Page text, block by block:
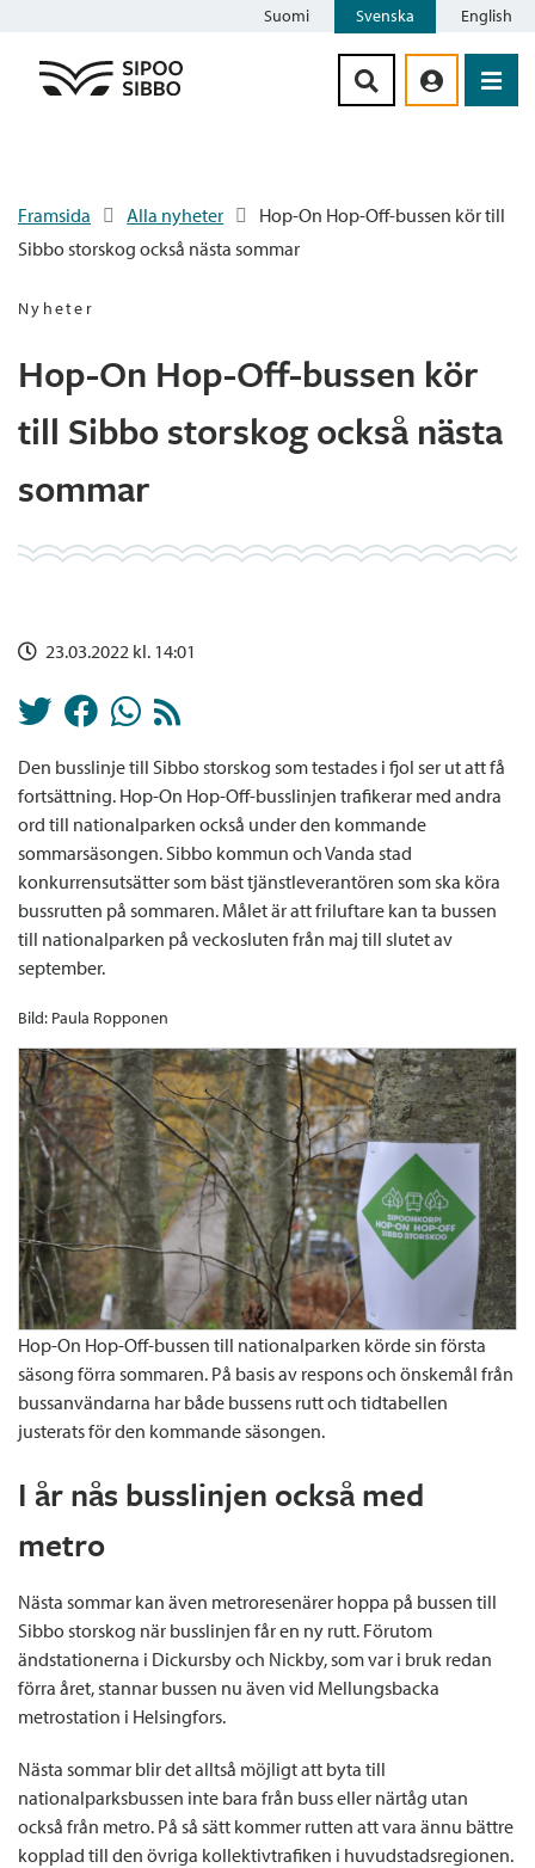
Suomi Svenska English
Framsida Alla nyheter
Hop-On Hop-Off-bussen kör till
Sibbo storskog också nästa sommar
Nyheter
Hop-On Hop-Off-bussen kör
till Sibbo storskog också nästa
sommar
23.03.2022 kl. 14:01
Den busslinje till Sibbo storskog som testades i fjol ser ut att få
fortsättning. Hop-On Hop-Off-busslinjen trafikerar med andra
ord till nationalparken också under den kommande
sommarsäsongen. Sibbo kommun och Vanda stad
konkurrensutsätter som bäst tjänstleverantören som ska köra
bussrutten på sommaren. Målet är att friluftare kan ta bussen
till nationalparken på veckosluten från maj till slutet av
september.
Bild: Paula Ropponen
Hop-On Hop-Off-bussen till nationalparken körde sin första
säsong förra sommaren. På basis av respons och önskemål från
bussanvändarna har både bussens rutt och tidtabellen
justerats för den kommande säsongen.
I år nås busslinjen också med
metro
Nästa sommar kan även metroresenärer hoppa på bussen till
Sibbo storskog när busslinjen får en ny rutt. Förutom
ändstationerna i Dickursby och Nickby, som var i bruk redan
förra året, stannar bussen nu även vid Mellungsbacka
metrostation i Helsingfors.
Nästa sommar blir det alltså möjligt att byta till
nationalparksbussen inte bara från buss eller närtåg utan
också från metro. På så sätt kommer rutten att vara ännu bättre
kopplad till den övriga kollektivtrafiken i huvudstadsregionen.